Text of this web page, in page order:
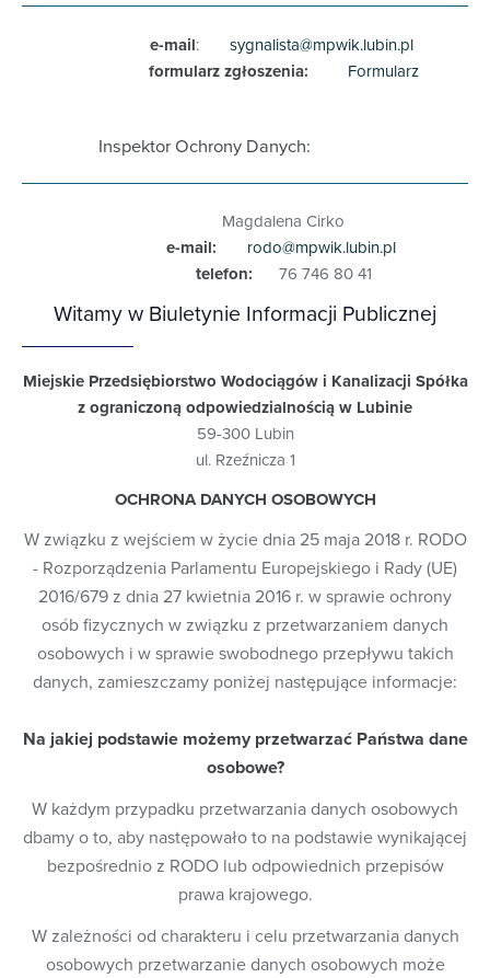
e-mail: sygnalista@mpwik.lubin.pl
formularz zgłoszenia: Formularz
Inspektor Ochrony Danych:
Magdalena Cirko
e-mail: rodo@mpwik.lubin.pl
telefon: 76 746 80 41
Witamy w Biuletynie Informacji Publicznej
Miejskie Przedsiębiorstwo Wodociągów i Kanalizacji Spółka
z ograniczoną odpowiedzialnością w Lubinie
59-300 Lubin
ul. Rzeźnicza 1
OCHRONA DANYCH OSOBOWYCH
W związku z wejściem w życie dnia 25 maja 2018 r. RODO
- Rozporządzenia Parlamentu Europejskiego i Rady (UE)
2016/679 z dnia 27 kwietnia 2016 r. w sprawie ochrony
osób fizycznych w związku z przetwarzaniem danych
osobowych i w sprawie swobodnego przepływu takich
danych, zamieszczamy poniżej następujące informacje:
Na jakiej podstawie możemy przetwarzać Państwa dane
osobowe?
W każdym przypadku przetwarzania danych osobowych
dbamy o to, aby następowało to na podstawie wynikającej
bezpośrednio z RODO lub odpowiednich przepisów
prawa krajowego.
W zależności od charakteru i celu przetwarzania danych
osobowych przetwarzanie danych osobowych może